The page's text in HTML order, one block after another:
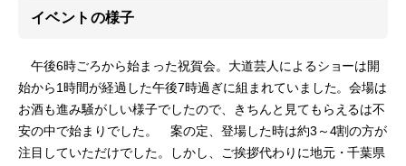
イベントの様子
午後6時ごろから始まった祝賀会。大道芸人によるショーは開
始から1時間が経過した午後7時過ぎに組まれていました。会場は
お酒も進み騒がしい様子でしたので、きちんと見てもらえるは不
安の中で始まりでした。 案の定、登場した時は約3～4割の方が
注目していただけでした。しかし、ご挨拶代わりに地元・千葉県